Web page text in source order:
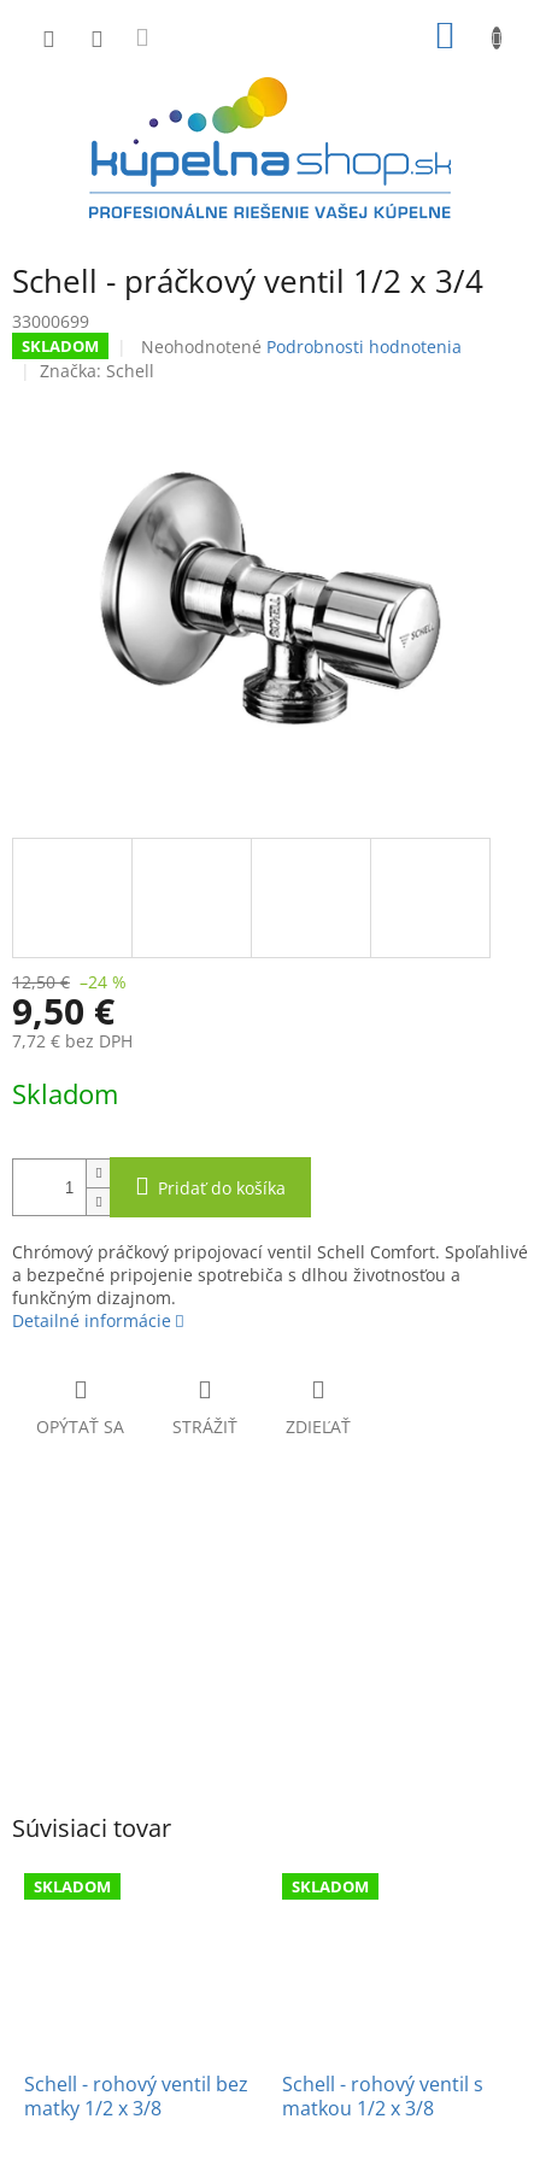
Schell - práčkový ventil 1/2 x 3/4
33000699
SKLADOM
Priemerné
hodnotenie
5
hviezdičiek.
Neohodnotené Podrobnosti hodnotenia
Značka: Schell
12,50 € –24 %
9,50 €
7,72 € bez DPH
cena:
Skladom
Pridať do košíka
Chrómový práčkový pripojovací ventil Schell Comfort. Spoľahlivé
a bezpečné pripojenie spotrebiča s dlhou životnosťou a
funkčným dizajnom.
Detailné informácie
OPÝTAŤ SA STRÁŽIŤ ZDIEĽAŤ
Súvisiaci tovar
SKLADOM
Schell - rohový ventil bez
matky 1/2 x 3/8
SKLADOM
Schell - rohový ventil s
matkou 1/2 x 3/8